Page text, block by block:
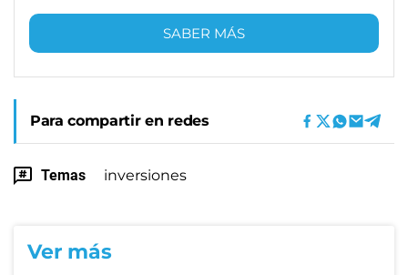
SABER MÁS
Para compartir en redes
Temas inversiones
Ver más